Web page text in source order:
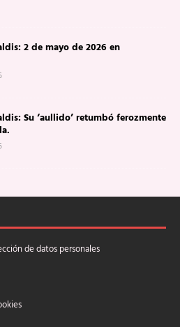
2 de mayo de 2026 en
Su ‘aullido’ retumbó ferozmente
de datos personales